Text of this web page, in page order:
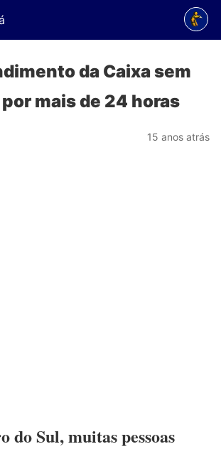
da Caixa sem
mais de 24 horas
15 anos atrás
do Sul, muitas pessoas